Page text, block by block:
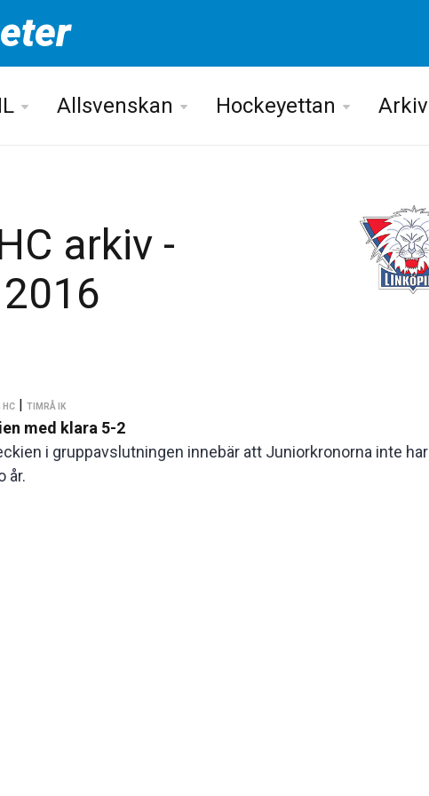
Allsvenskan Hockeyettan Arkiv
arkiv -
HC | TIMRÅ IK
med klara 5-2
i gruppavslutningen innebär att Juniorkronorna inte har
år.